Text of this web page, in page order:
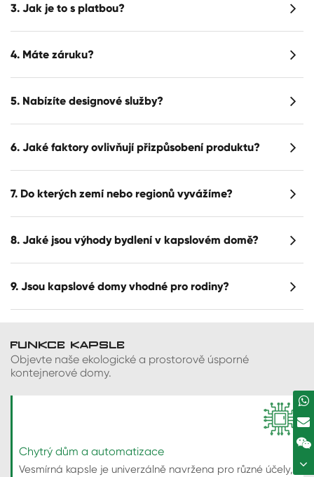
3. Jak je to s platbou?
4. Máte záruku?
5. Nabízíte designové služby?
6. Jaké faktory ovlivňují přizpůsobení produktu?
7. Do kterých zemí nebo regionů vyvážíme?
8. Jaké jsou výhody bydlení v kapslovém domě?
9. Jsou kapslové domy vhodné pro rodiny?
FUNKCE KAPSLE
Objevte naše ekologické a prostorově úsporné
kontejnerové domy.
Chytrý dům a automatizace
Vesmírná kapsle je univerzálně navržena pro různé účely,